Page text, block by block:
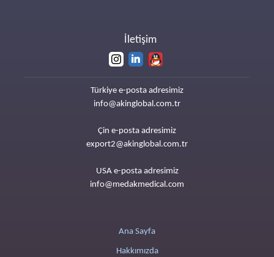
İletişim
Türkiye e-posta adresimiz
info@akinglobal.com.tr
Çin e-posta adresimiz
export2@akinglobal.com.tr
USA e-posta adresimiz
info@medakmedical.com
Ana Sayfa
Hakkımızda